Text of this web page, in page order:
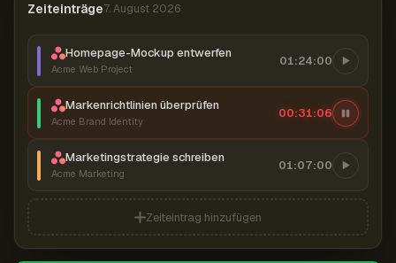
Zeiteinträge7. August 2026
Homepage-Mockup entwerfen
Acme Web Project
01:24:00
Markenrichtlinien überprüfen
Acme Brand Identity
00:31:06
Marketingstrategie schreiben
Acme Marketing
01:07:00
Zeiteintrag hinzufügen